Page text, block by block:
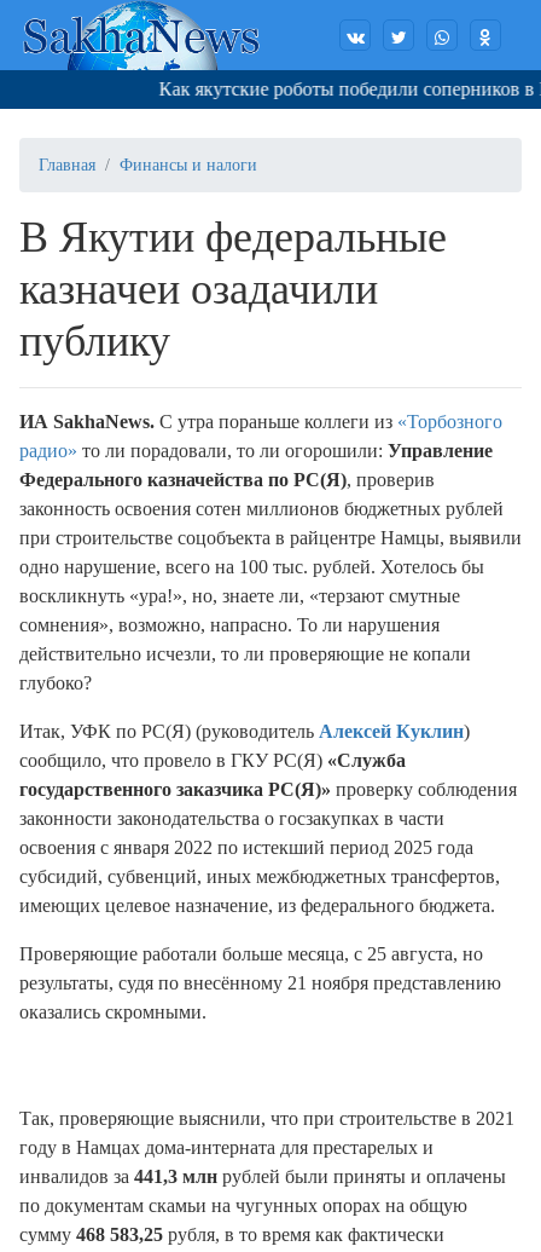
Как якутские роботы победили соперников в
Главная Финансы и налоги
В Якутии федеральные
казначеи озадачили
публику
ИА SakhaNews. С утра пораньше коллеги из «Торбозного
радио» то ли порадовали, то ли огорошили: Управление
Федерального казначейства по РС(Я), проверив
законность освоения сотен миллионов бюджетных рублей
при строительстве соцобъекта в райцентре Намцы, выявили
одно нарушение, всего на 100 тыс. рублей. Хотелось бы
воскликнуть «ура!», но, знаете ли, «терзают смутные
сомнения», возможно, напрасно. То ли нарушения
действительно исчезли, то ли проверяющие не копали
глубоко?
Итак, УФК по РС(Я) (руководитель Алексей Куклин)
сообщило, что провело в ГКУ РС(Я) «Служба
государственного заказчика РС(Я)» проверку соблюдения
законности законодательства о госзакупках в части
освоения с января 2022 по истекший период 2025 года
субсидий, субвенций, иных межбюджетных трансфертов,
имеющих целевое назначение, из федерального бюджета.
Проверяющие работали больше месяца, с 25 августа, но
результаты, судя по внесённому 21 ноября представлению
оказались скромными.
Так, проверяющие выяснили, что при строительстве в 2021
году в Намцах дома-интерната для престарелых и
инвалидов за 441,3 млн рублей были приняты и оплачены
по документам скамьи на чугунных опорах на общую
сумму 468 583,25 рубля, в то время как фактически